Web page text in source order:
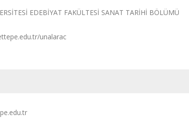
EDEBİYAT FAKÜLTESİ SANAT TARİHİ BÖLÜMÜ
unalarac